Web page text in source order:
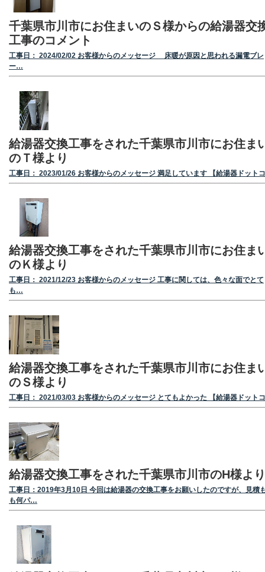
千葉県市川市にお住まいのＳ様からの給湯器交
工事のコメント
工事日： 2024/02/02 お客様からのメッセージ 床暖が原因と思われる漏電ブレ
ー…
給湯器交換工事をされた千葉県市川市にお住ま
のＴ様より
工事日： 2023/01/26 お客様からのメッセージ 満足しています 【給湯器ドット
給湯器交換工事をされた千葉県市川市にお住ま
のＫ様より
工事日： 2021/12/23 お客様からのメッセージ 工事に関しては、色々な面でとて
も…
給湯器交換工事をされた千葉県市川市にお住ま
のＳ様より
工事日： 2021/03/03 お客様からのメッセージ とてもよかった 【給湯器ドット
給湯器交換工事をされた千葉県市川市のH様より
工事日：2019年3月10日 今回は給湯器の交換工事をお願いしたのですが、見積
も何パ…